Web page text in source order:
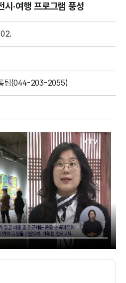
시·여행 프로그램 풍성
팀(044-203-2055)